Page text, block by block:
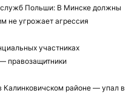
Польши: В Минске должны
не угрожает агрессия
участниках
правозащитники
районе — упал в